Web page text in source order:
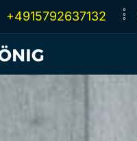
+4915792637132